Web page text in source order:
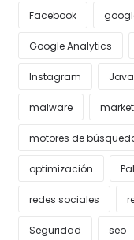
Facebook
Google Analytics
Instagram
malware
motores de
optimización
redes sociales
Seguridad seo